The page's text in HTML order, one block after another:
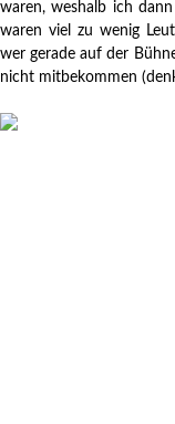
waren, weshalb ich
waren viel zu wenig
wer gerade auf der
nicht mitbekommen